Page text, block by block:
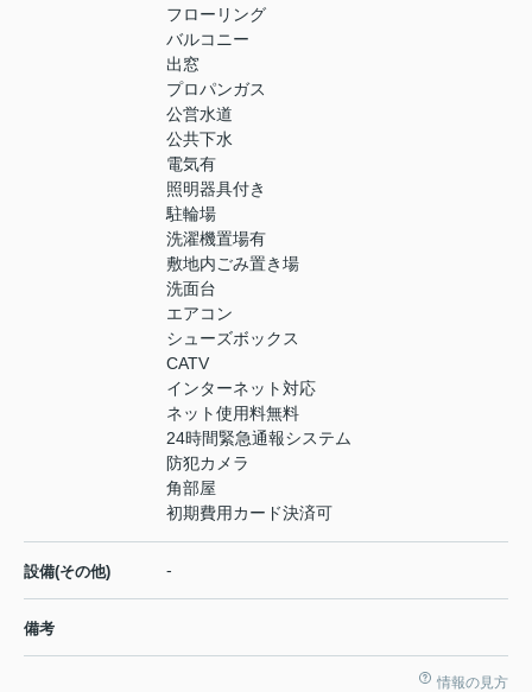
フローリング
バルコニー
出窓
プロパンガス
公営水道
公共下水
電気有
照明器具付き
駐輪場
洗濯機置場有
敷地内ごみ置き場
洗面台
エアコン
シューズボックス
CATV
インターネット対応
ネット使用料無料
24時間緊急通報システム
防犯カメラ
角部屋
初期費用カード決済可
設備(その他) -
備考
情報の見方